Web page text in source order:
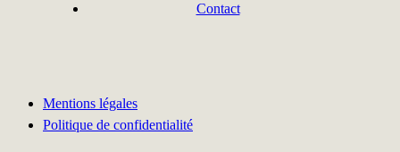
Contact
Mentions légales
Politique de confidentialité